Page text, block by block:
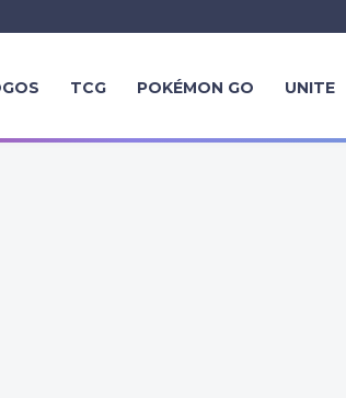
TCG POKÉMON GO UNITE